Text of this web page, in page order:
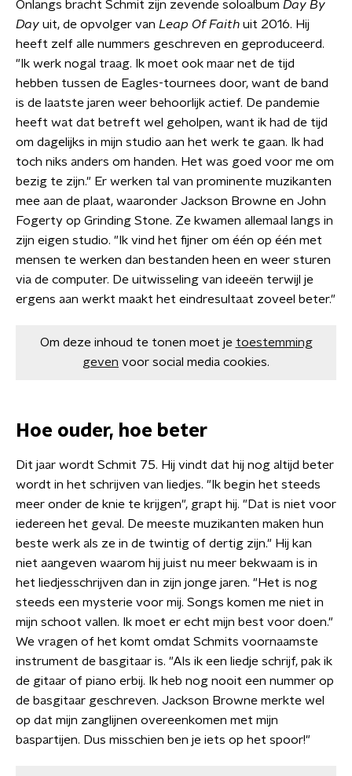
Onlangs bracht Schmit zijn zevende soloalbum Day By
Day uit, de opvolger van Leap Of Faith uit 2016. Hij
heeft zelf alle nummers geschreven en geproduceerd.
"Ik werk nogal traag. Ik moet ook maar net de tijd
hebben tussen de Eagles-tournees door, want de band
is de laatste jaren weer behoorlijk actief. De pandemie
heeft wat dat betreft wel geholpen, want ik had de tijd
om dagelijks in mijn studio aan het werk te gaan. Ik had
toch niks anders om handen. Het was goed voor me om
bezig te zijn." Er werken tal van prominente muzikanten
mee aan de plaat, waaronder Jackson Browne en John
Fogerty op Grinding Stone. Ze kwamen allemaal langs in
zijn eigen studio. "Ik vind het fijner om één op één met
mensen te werken dan bestanden heen en weer sturen
via de computer. De uitwisseling van ideeën terwijl je
ergens aan werkt maakt het eindresultaat zoveel beter."
Om deze inhoud te tonen moet je toestemming
geven voor social media cookies.
Hoe ouder, hoe beter
Dit jaar wordt Schmit 75. Hij vindt dat hij nog altijd beter
wordt in het schrijven van liedjes. "Ik begin het steeds
meer onder de knie te krijgen", grapt hij. "Dat is niet voor
iedereen het geval. De meeste muzikanten maken hun
beste werk als ze in de twintig of dertig zijn." Hij kan
niet aangeven waarom hij juist nu meer bekwaam is in
het liedjesschrijven dan in zijn jonge jaren. "Het is nog
steeds een mysterie voor mij. Songs komen me niet in
mijn schoot vallen. Ik moet er echt mijn best voor doen."
We vragen of het komt omdat Schmits voornaamste
instrument de basgitaar is. "Als ik een liedje schrijf, pak ik
de gitaar of piano erbij. Ik heb nog nooit een nummer op
de basgitaar geschreven. Jackson Browne merkte wel
op dat mijn zanglijnen overeenkomen met mijn
baspartijen. Dus misschien ben je iets op het spoor!"